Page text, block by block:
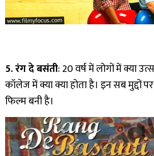
5. रंग दे बसंती: 20 वर्ष में लोगों में क्या
कॉलेज में क्या क्या होता है। इन सब मुद्दों
फिल्म बनी है।